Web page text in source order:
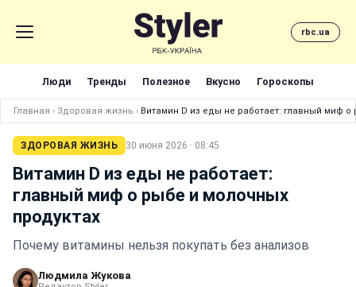
rbc.ua
Люди Тренды Полезное Вкусно Гороскопы
Главная › Здоровая жизнь › Витамин D из еды не работает: главный миф о
ЗДОРОВАЯ ЖИЗНЬ 30 июня 2026 · 08:45
Витамин D из еды не работает:
главный миф о рыбе и молочных
продуктах
Почему витамины нельзя покупать без анализов
Людмила Жукова